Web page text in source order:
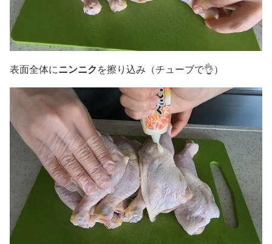
表面全体にニンニクを擦り込み（チューブで👌）